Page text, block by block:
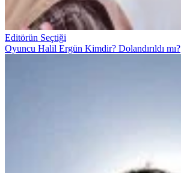
Editörün Seçtiği
Oyuncu Halil Ergün Kimdir? Dolandırıldı mı?